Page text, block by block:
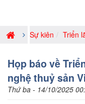
Sự kiên Triển
Họp báo về
nghệ thuỷ sản
Thứ ba - 14/10/2025